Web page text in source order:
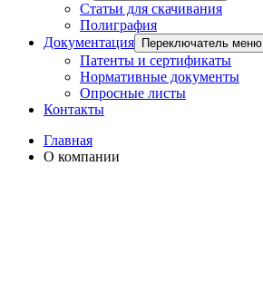
Статьи для скачивания
Полиграфия
Документация
Переключатель меню
Патенты и сертификаты
Нормативные документы
Опросные листы
Контакты
Главная
О компании